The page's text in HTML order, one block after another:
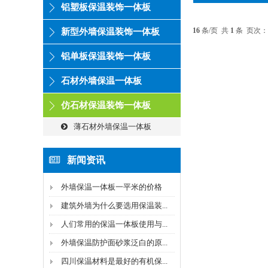
铝塑板保温装饰一体板
新型外墙保温装饰一体板
铝单板保温装饰一体板
石材外墙保温一体板
仿石材保温装饰一体板
薄石材外墙保温一体板
新闻资讯
外墙保温一体板一平米的价格
建筑外墙为什么要选用保温装...
人们常用的保温一体板使用与...
外墙保温防护面砂浆泛白的原...
四川保温材料是最好的有机保...
16 条/页 共 1 条 页次：